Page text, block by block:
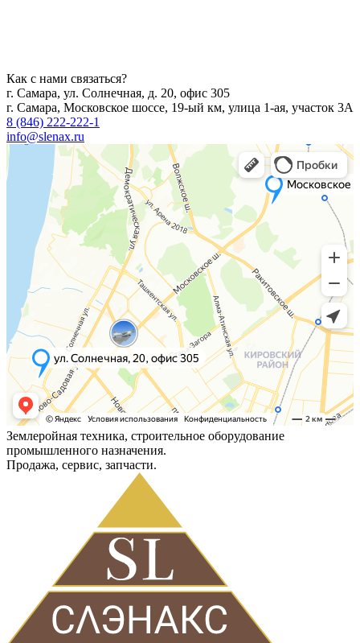
Как с нами связаться?
г. Самара, ул. Солнечная, д. 20, офис 305
г. Самара, Московское шоссе, 19-ый км, улица 1-ая, участок 3А
8 (846) 222-222-1
info@slenax.ru
Землеройная техника, строительное оборудование
промышленного назначения.
Продажа, сервис, запчасти.